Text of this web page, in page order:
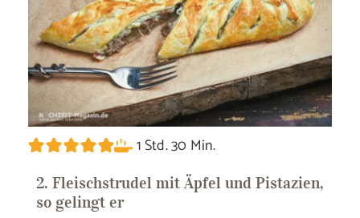
1Stunde
Std.30 Minuten
Min.
2. Fleischstrudel mit Äpfel und Pistazien,
so gelingt er